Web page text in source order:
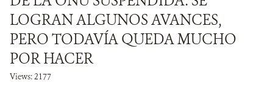
LOGRAN ALGUNOS AVANCES,
PERO TODAVÍA QUEDA MUCHO
POR HACER
Views: 2177